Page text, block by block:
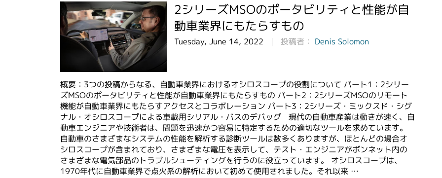
2シリーズMSOのポータビリティと性能が自
動車業界にもたらすもの
Tuesday, June 14, 2022 投稿者： Denis Solomon
概要：3つの投稿からなる、自動車業界におけるオシロスコープの役割について パート1：2シリー
ズMSOのポータビリティと性能が自動車業界にもたらすもの パート2：2シリーズMSOのリモート
機能が自動車業界にもたらすアクセスとコラボレーション パート3：2シリーズ・ミックスド・シグ
ナル・オシロスコープによる車載用シリアル・バスのデバッグ 現代の自動車産業は動きが速く、自
動車エンジニアや技術者は、問題を迅速かつ容易に特定するための適切なツールを求めています。
自動車のさまざまなシステムの性能を解析する診断ツールは数多くありますが、ほとんどの場合オ
シロスコープが含まれており、さまざまな電圧を表示して、テスト・エンジニアがボンネット内の
さまざまな電気部品のトラブルシューティングを行うのに役立っています。 オシロスコープは、
1970年代に自動車業界で点火系の解析において初めて使用されました。それ以来 …